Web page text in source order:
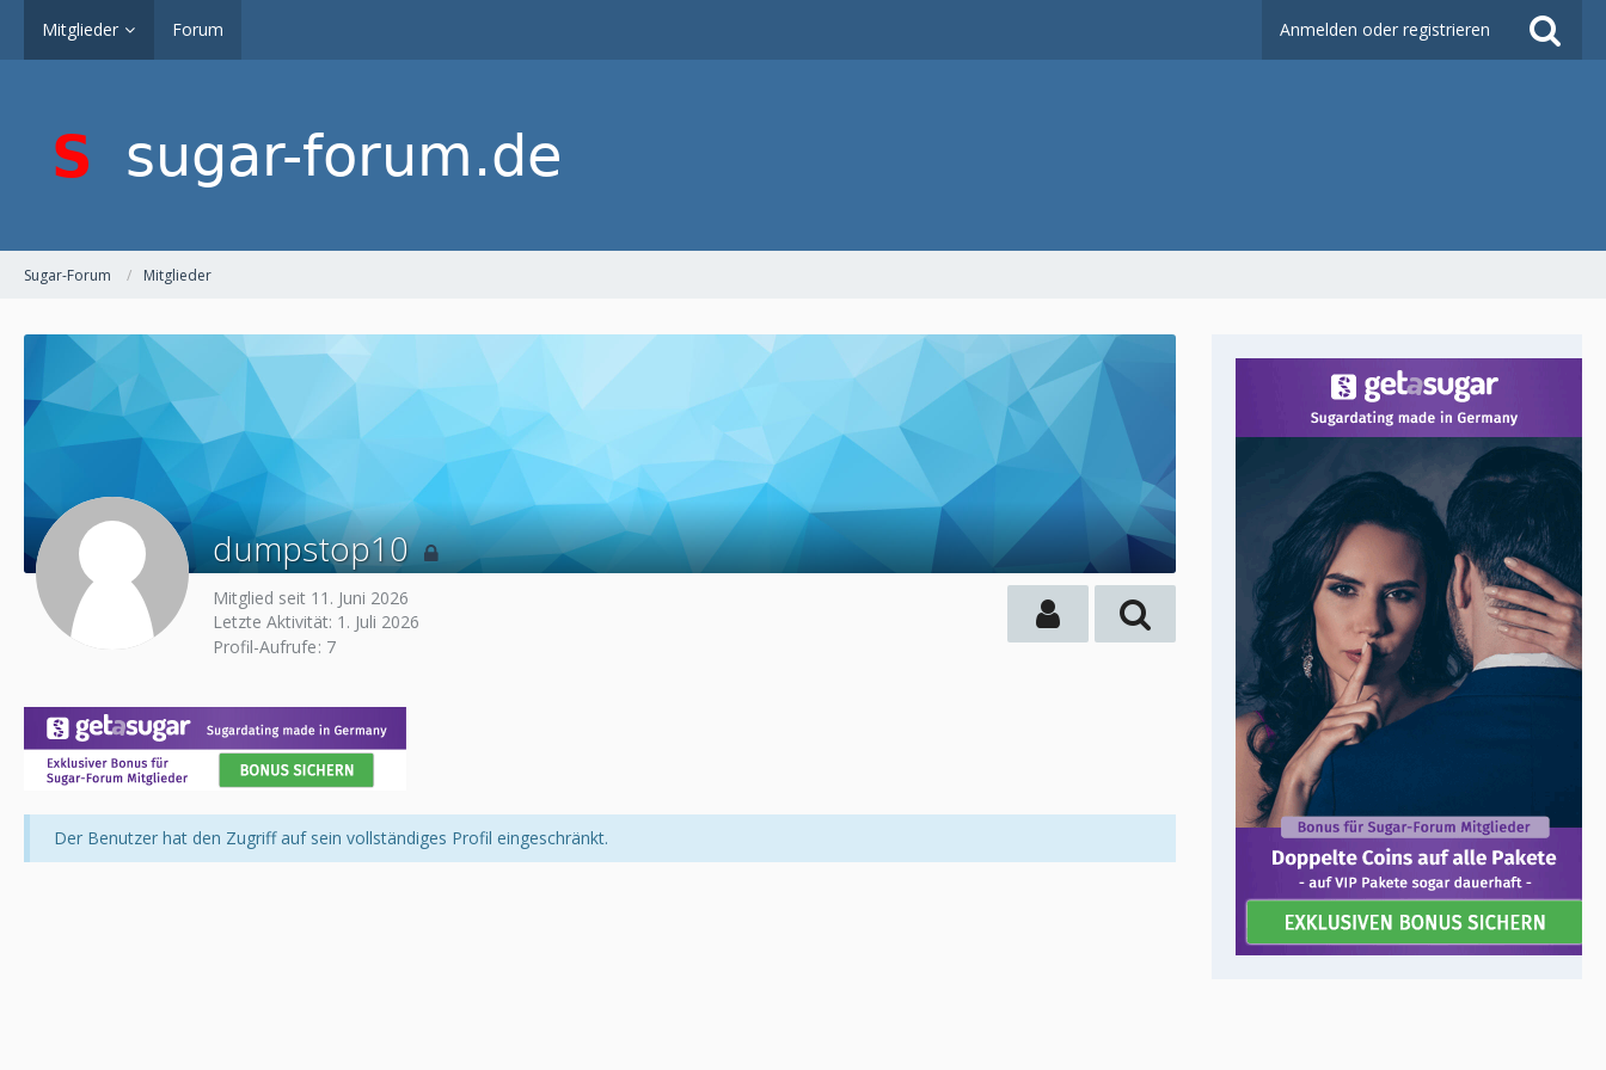
Mitglieder Forum Anmelden oder registrieren
Sugar-Forum Mitglieder
dumpstop10
Mitglied seit 11. Juni 2026
Letzte Aktivität: 1. Juli 2026
Profil-Aufrufe 7
Der Benutzer hat den Zugriff auf sein vollständiges Profil eingeschränkt.